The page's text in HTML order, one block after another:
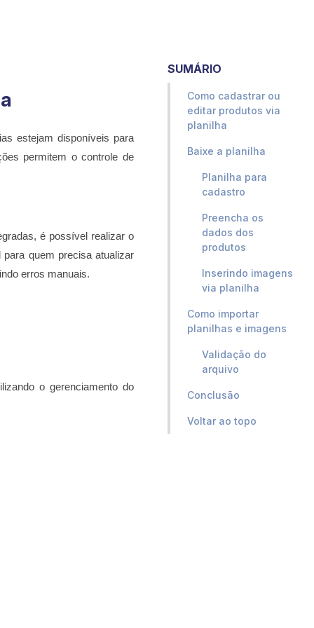
estejam disponíveis para
permitem o controle de
é possível realizar o
quem precisa atualizar
erros manuais.
o gerenciamento do
SUMÁRIO
Como cadastrar ou
editar produtos via
planilha
Baixe a planilha
Planilha para
cadastro
Preencha os
dados dos
produtos
Inserindo imagens
via planilha
Como importar
planilhas e imagens
Validação do
arquivo
Conclusão
Voltar ao topo